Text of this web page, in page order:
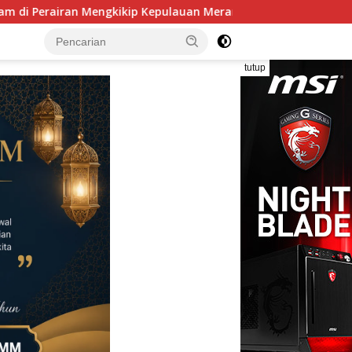
Meranti Perkuat Sinergitas, Danlanal Nias
tutup